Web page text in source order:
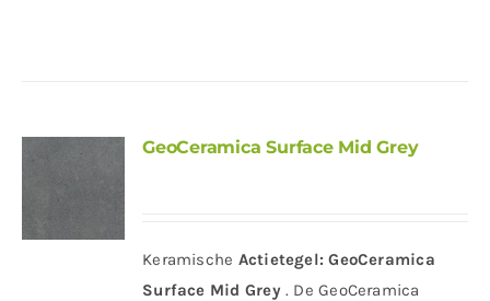
GeoCeramica Surface Mid Grey
Keramische Actietegel: GeoCeramica
Surface Mid Grey . De GeoCeramica